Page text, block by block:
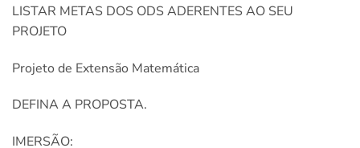
LISTAR METAS DOS ODS ADERENTES AO SEU
PROJETO
Projeto de Extensão Matemática
DEFINA A PROPOSTA.
IMERSÃO: